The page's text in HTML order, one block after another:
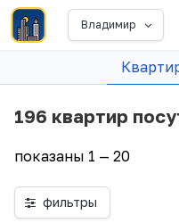
Владимир
196 квартир
показаны 1 — 20
фильтры